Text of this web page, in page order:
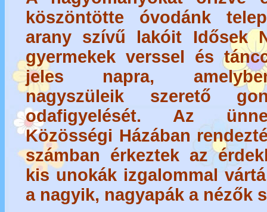
köszöntötte óvodánk
arany szívű lakóit Idősek
gyermekek verssel és
jeles napra,
nagyszüleik szerető
odafigyelését. Az
Közösségi Házában
számban érkeztek az
kis unokák izgalommal
a nagyik, nagyapák a nézők